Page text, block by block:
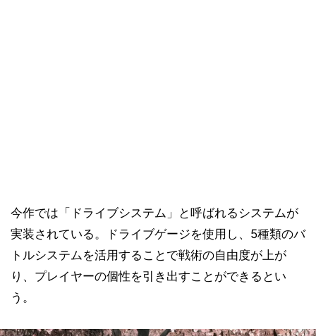
今作では「ドライブシステム」と呼ばれるシステムが
実装されている。ドライブゲージを使用し、5種類のバ
トルシステムを活用することで戦術の自由度が上が
り、プレイヤーの個性を引き出すことができるとい
う。